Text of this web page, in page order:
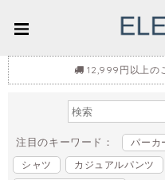
12,999円以上の
注目のキーワード： パーカ
シャツ
カジュアルパンツ